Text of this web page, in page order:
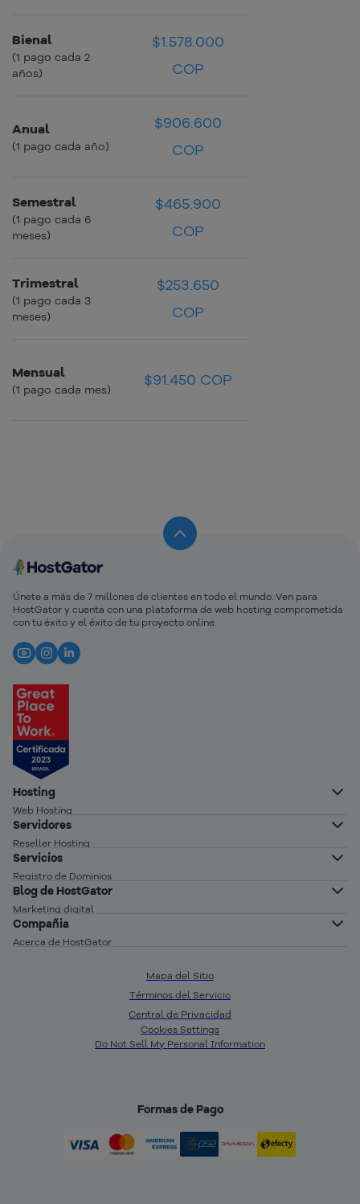
Bienal
(1 pago cada 2
años)
Anual
(1 pago cada año)
Semestral
(1 pago cada 6
meses)
Trimestral
(1 pago cada 3
meses)
Mensual
(1 pago cada mes)
$65.750 COP
$75.550 COP
$77.650 COP
$84.550 COP
$91.450 COP
$1.578.000
COP
$906.600
COP
$465.900
COP
$253.650
COP
$91.450 COP
Únete a más de 7 millones de clientes en todo el mundo. Ven para
HostGator y cuenta con una plataforma de web hosting comprometida
con tu éxito y el éxito de tu proyecto online.
Hosting
Web Hosting
Hosting Wordpress
Creador de Sitios
Servidores
Reseller Hosting
Servidor VPS
Servidor VPS n8n autoalojado
Servidor Dedicado Linux
Servidor Dedicado Windows
Servicios
Registro de Dominios
Transferencia de Dominios
Correo profesional
Blog de HostGator
Marketing digital
Desarrollo Web
Compañia
Acerca de HostGator
Report Ethical Hacking
Mapa del Sitio
Términos del Servicio
Central de Privacidad
Cookies Settings
Do Not Sell My Personal Information
Formas de Pago